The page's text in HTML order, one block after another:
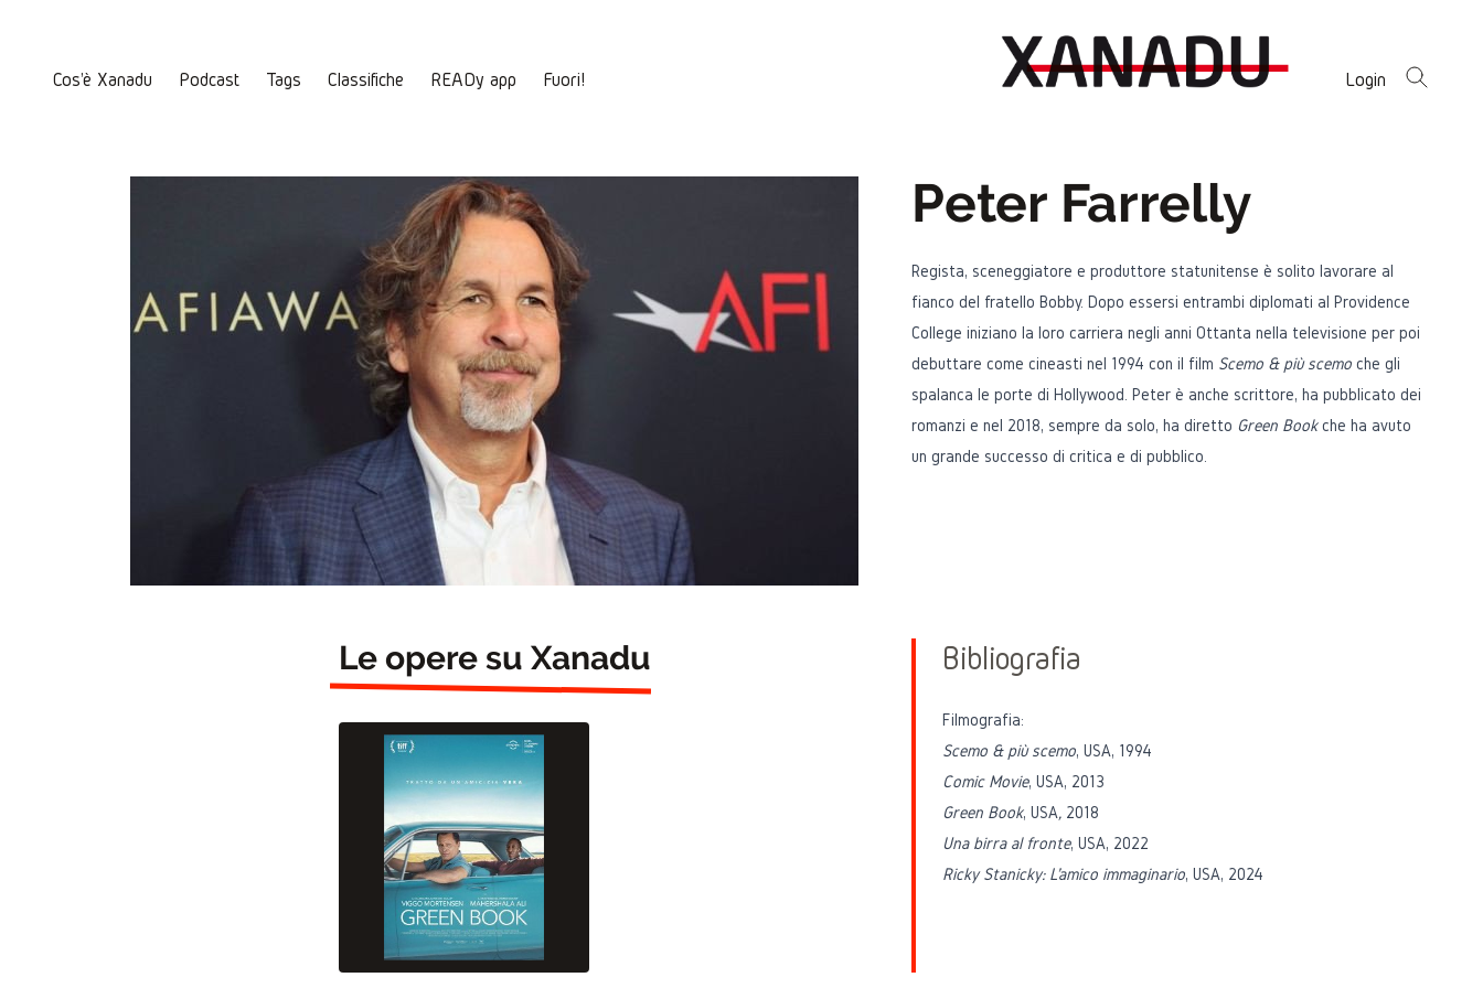
Cos'è Xanadu Podcast Tags Classifiche READy app Fuori! Login
Peter Farrelly
Regista, sceneggiatore e produttore statunitense è solito lavorare al
fianco del fratello Bobby. Dopo essersi entrambi diplomati al Providence
College iniziano la loro carriera negli anni Ottanta nella televisione per poi
debuttare come cineasti nel 1994 con il film Scemo & più scemoche gli
spalanca le porte di Hollywood. Peter è anche scrittore, ha pubblicato dei
romanzi e nel 2018, sempre da solo, ha diretto Green Bookche ha avuto
un grande successo di critica e di pubblico.
Le opere su Xanadu Bibliografia
Filmografia:
Scemo & più scemo, USA, 1994
Comic Movie, USA, 2013
Green Book, USA, 2018
Una birra al fronte, USA, 2022
Ricky Stanicky: L'amico immaginario, USA, 2024